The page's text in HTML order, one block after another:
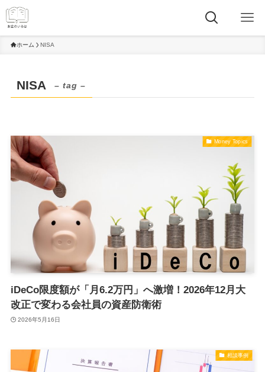
ホーム NISA
NISA – tag –
Money Topics
iDeCo限度額が「月6.2万円」へ激増！2026年12月大
改正で変わる会社員の資産防衛術
2026年5月16日
相談事例